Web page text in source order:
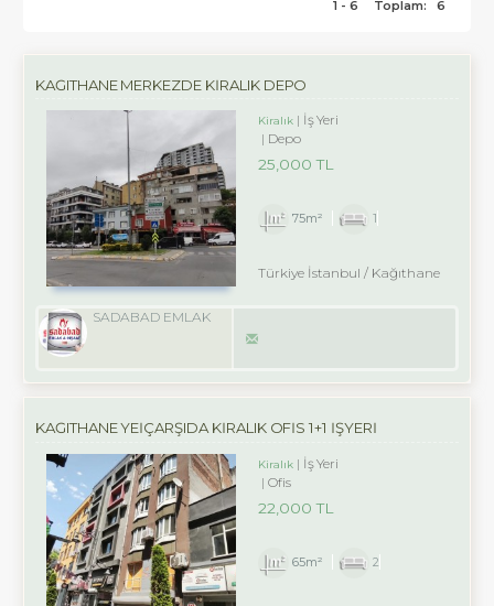
1 - 6
Toplam: 6
KAĞITHANE MERKEZDE KIRALIK DEPO
Kiralık
İş Yeri
Depo
25,000 TL
75m² 1
Türkiye İstanbul / Kağıthane
SADABAD EMLAK
KAĞITHANE YEİÇARŞIDA KİRALIK OFİS 1+1 İŞYERİ
Kiralık
İş Yeri
Ofis
22,000 TL
65m² 2